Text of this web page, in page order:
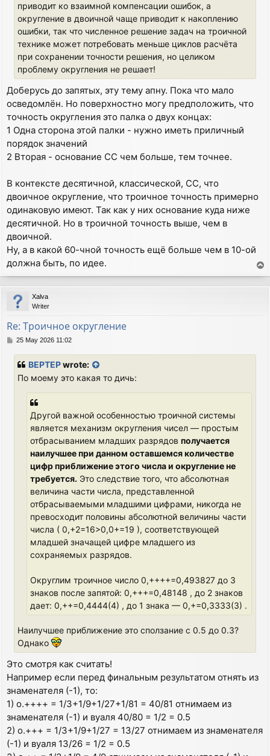
приводит ко взаимной компенсации ошибок, а
округление в двоичной чаще приводит к накоплению
ошибки, так что численное решение задач на троичной
технике может потребовать меньше циклов расчёта
при сохранении точности решения, но целиком
проблему округления не решает!
Доберусь до запятых, эту тему апну. Пока что мало
осведомлён. Но поверхностно могу предположить, что
точность округления это палка о двух концах:
1 Одна сторона этой палки - нужно иметь приличный
порядок значений
2 Вторая - основание СС чем больше, тем точнее.
В контексте десятичной, классической, СС, что
двоичное округление, что троичное точность примерно
одинаковую имеют. Так как у них основание куда ниже
десятичной. Но в троичной точность выше, чем в
двоичной.
Ну, а в какой 60-чной точность ещё больше чем в 10-ой
должна быть, по идее.
o
p
Xalva
Writer
Re: Троичное округление
P25 May 2026 11:02
BEPTEPwrote:
По моему это какая то дичь:
Другой важной особенностью троичной системы
является механизм округления чисел — простым
отбрасыванием младших разрядов получается
наилучшее при данном оставшемся количестве
цифр приближение этого числа и округление не
требуется. Это следствие того, что абсолютная
величина части числа, представленной
отбрасываемыми младшими цифрами, никогда не
превосходит половины абсолютной величины части
числа ( 0,+2=16>0,0+=19 ), соответствующей
младшей значащей цифре младшего из
сохраняемых разрядов.
Округлим троичное число 0,++++=0,493827 до 3
знаков после запятой: 0,+++=0,48148 , до 2 знаков
дает: 0,++=0,4444(4) , до 1 знака — 0,+=0,3333(3) .
Наилучшее приближение это сползание с 0.5 до 0.3?
Однако
Это смотря как считать!
Например если перед финальным результатом отнять из
знаменателя (-1), то:
1) o.++++ = 1/3+1/9+1/27+1/81 = 40/81 отнимаем из
знаменателя (-1) и вуаля 40/80 = 1/2 = 0.5
2) o.+++ = 1/3+1/9+1/27 = 13/27 отнимаем из знаменателя
(-1) и вуаля 13/26 = 1/2 = 0.5